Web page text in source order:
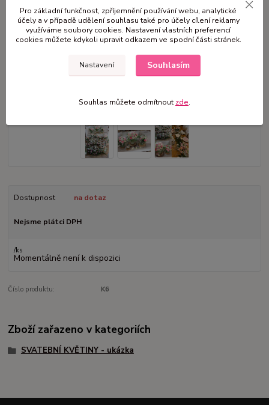
Dostupnost na dotaz
Nejsme plátci DPH
/ks
Momentálně není k dispozici
Číslo produktu: K6
Zboží zařazeno v kategoriích
SVATEBNÍ KVĚTINY - ukázka
Pro základní funkčnost, zpříjemnění používání webu, analytické
účely a v případě udělení souhlasu také pro účely cílení reklamy
využíváme soubory cookies. Nastavení vlastních preferencí
cookies můžete kdykoli upravit odkazem ve spodní části stránek.
Nastavení Souhlasím
Souhlas můžete odmítnout zde.